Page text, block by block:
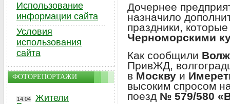
Дочернее
назначило
праздники,
Черноморскими
Как сообщили
ПривЖД,
в Москву и
высоким спросом
поезд № 579/580
Использование
информации сайта
Условия
использования
сайта
ФОТОРЕПОРТАЖИ
14.04
Жители